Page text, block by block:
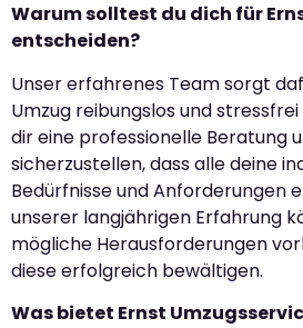
Warum solltest du dich für
entscheiden?
Unser erfahrenes Team sorgt
Umzug reibungslos und
dir eine professionelle Beratung
sicherzustellen, dass alle deine
Bedürfnisse und Anforderungen
unserer langjährigen Erfahrung
mögliche Herausforderungen
diese erfolgreich bewältigen.
Was bietet Ernst